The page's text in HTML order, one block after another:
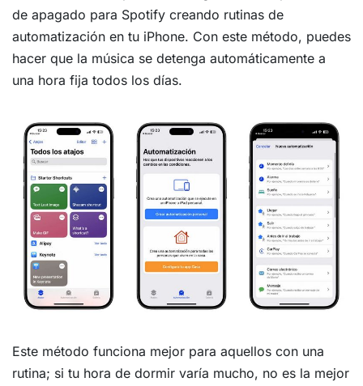
de apagado para Spotify creando rutinas de
automatización en tu iPhone. Con este método, puedes
hacer que la música se detenga automáticamente a
una hora fija todos los días.
Este método funciona mejor para aquellos con una
rutina; si tu hora de dormir varía mucho, no es la mejor